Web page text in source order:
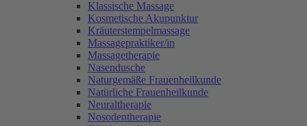
Klassische Massage
Kosmetische Akupunktur
Kräuterstempelmassage
Massagepraktiker/in
Massagetherapie
Nasendusche
Naturgemäße Frauenheilkunde
Natürliche Frauenheilkunde
Neuraltherapie
Nosodentherapie